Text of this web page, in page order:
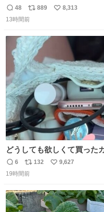
返
信
48
リ
ポ
ト
数
889
い
8,313
13時間前
どうしても欲しくて買った
ないと荷物入らん。女のカ
の
返
信
6
リ
ポ
ト
数
132
い
数
9,627
19時間前